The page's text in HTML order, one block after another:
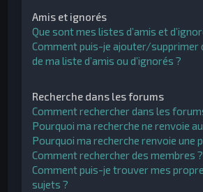
Amis et ignorés
Que sont mes listes d’amis et
Comment puis-je ajouter/supprimer
de ma liste d’amis ou d’ignorés ?
Recherche dans les forums
Comment rechercher dans les
Pourquoi ma recherche ne renvoie
Pourquoi ma recherche renvoie une
Comment rechercher des membres ?
Comment puis-je trouver mes
sujets ?